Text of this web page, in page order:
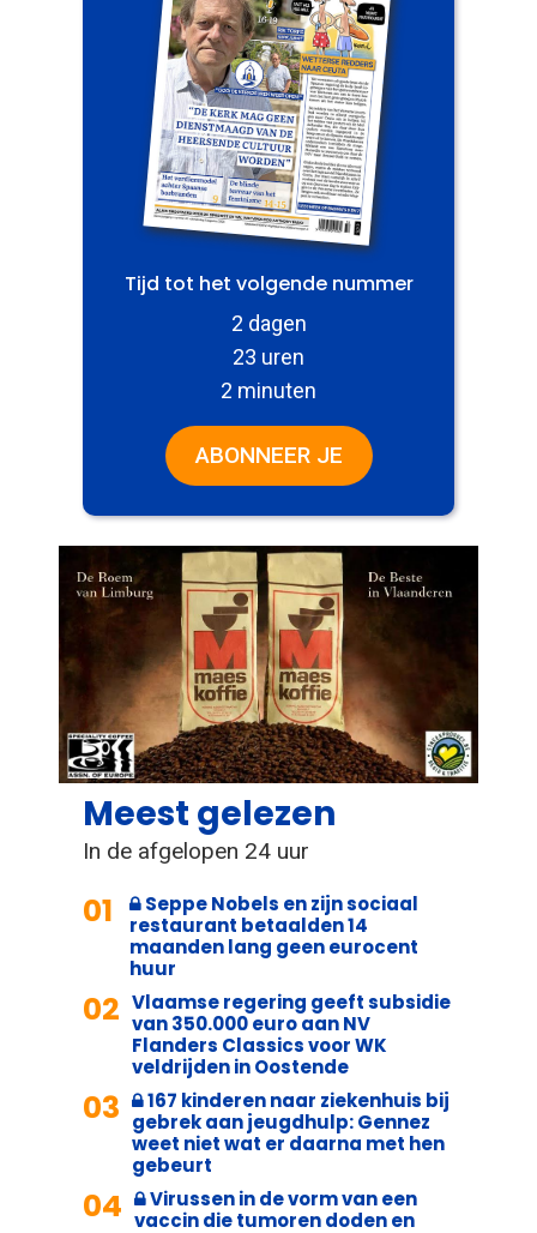
Tijd tot het volgende nummer
2 dagen
23 uren
2 minuten
ABONNEER JE
Meest gelezen
In de afgelopen 24 uur
01
Seppe Nobels en zijn sociaal
restaurant betaalden 14
maanden lang geen eurocent
huur
02 Vlaamse regering geeft subsidie
van 350.000 euro aan NV
Flanders Classics voor WK
veldrijden in Oostende
03
167 kinderen naar ziekenhuis bij
gebrek aan jeugdhulp: Gennez
weet niet wat er daarna met hen
gebeurt
04
Virussen in de vorm van een
vaccin die tumoren doden en